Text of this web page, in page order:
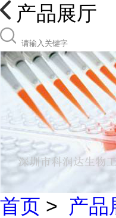
产品展厅
首页 > 产品